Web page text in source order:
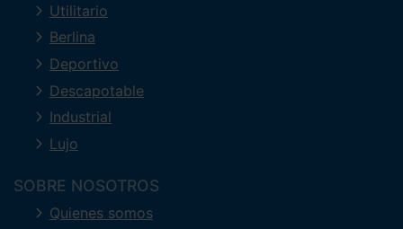
Utilitario
Berlina
Deportivo
Descapotable
Industrial
Lujo
SOBRE NOSOTROS
Quienes somos